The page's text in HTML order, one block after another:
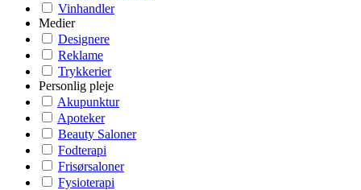
Vinhandler
Medier
Designere
Reklame
Trykkerier
Personlig pleje
Akupunktur
Apoteker
Beauty Saloner
Fodterapi
Frisørsaloner
Fysioterapi